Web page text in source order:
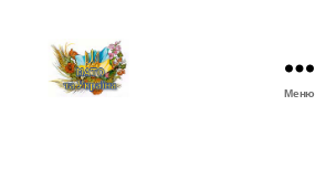
Меню